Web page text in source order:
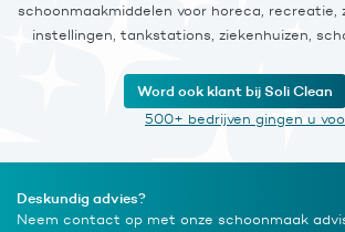
schoonmaakmiddelen voor horeca, recreatie,
instellingen, tankstations, ziekenhuizen,
Word ook klant bij Soli Clean
500+ bedrijven gingen u
Deskundig advies?
Neem contact op met onze schoonmaak